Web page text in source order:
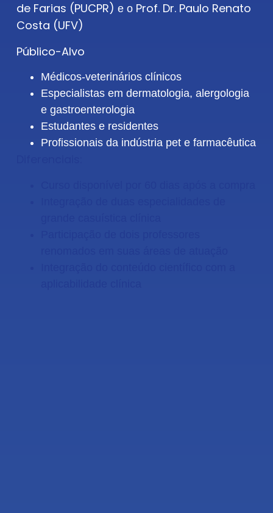
de Farias (PUCPR) e o Prof. Dr. Paulo Renato
Costa (UFV)
Público-Alvo
Médicos-veterinários clínicos
Especialistas em dermatologia, alergologia
e gastroenterologia
Estudantes e residentes
Profissionais da indústria pet e farmacêutica